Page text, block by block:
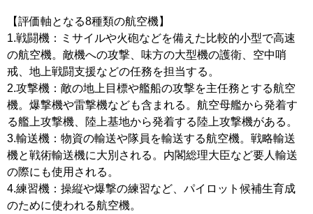
【評価軸となる8種類の航空機】
1.戦闘機：ミサイルや火砲などを備えた比較的小型で高速
の航空機。敵機への攻撃、味方の大型機の護衛、空中哨
戒、地上戦闘支援などの任務を担当する。
2.攻撃機：敵の地上目標や艦船の攻撃を主任務とする航空
機。爆撃機や雷撃機なども含まれる。航空母艦から発着す
る艦上攻撃機、陸上基地から発着する陸上攻撃機がある。
3.輸送機：物資の輸送や隊員を輸送する航空機。戦略輸送
機と戦術輸送機に大別される。内閣総理大臣など要人輸送
の際にも使用される。
4.練習機：操縦や爆撃の練習など、パイロット候補生育成
のために使われる航空機。